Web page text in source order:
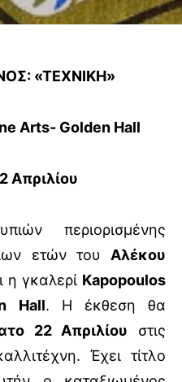
«ΤΕΧΝΙΚΗ»
Arts- Golden Hall
Απριλίου
περιορισμένης
ετών του Αλέκου
η γκαλερί Kapopoulos
Hall. Η έκθεση θα
22 Απριλίου στις
Έχει τίτλο